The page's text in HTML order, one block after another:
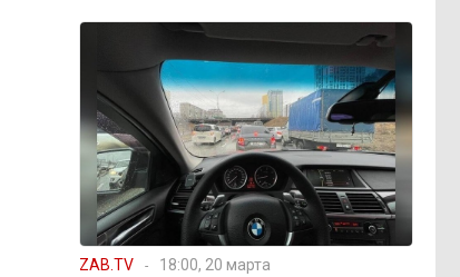
ZAB.TV 18:00, 20 марта